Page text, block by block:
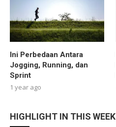
Ini Perbedaan Antara
Jogging, Running, dan
Sprint
1 year ago
HIGHLIGHT IN THIS WEEK